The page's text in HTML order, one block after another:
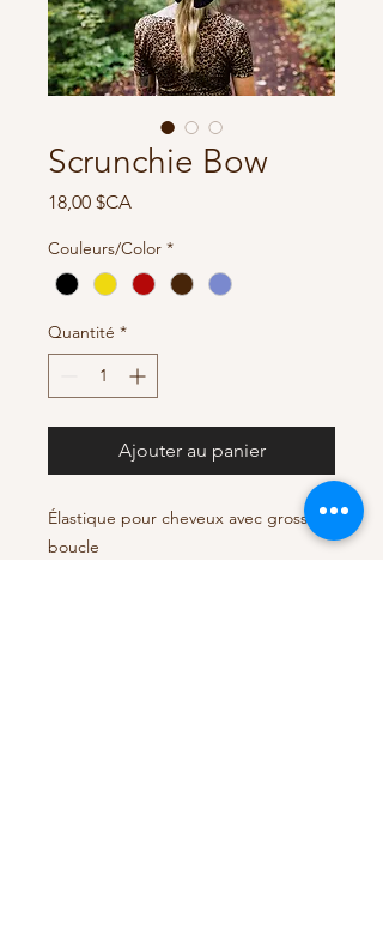
Scrunchie Bow
18,00 $CAPrix
Couleurs/Color *
Quantité *
Ajouter au panier
Élastique pour cheveux avec grosse
boucle